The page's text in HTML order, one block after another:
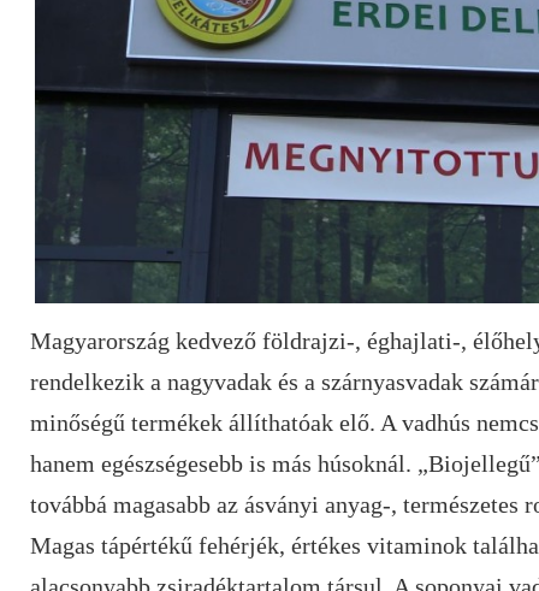
Magyarország kedvező földrajzi-, éghajlati-,
rendelkezik a nagyvadak és a szárnyasvadak
minőségű termékek állíthatóak elő. A vadhús
hanem egészségesebb is más húsoknál.
továbbá magasabb az ásványi anyag-, természetes
Magas tápértékű fehérjék, értékes vitaminok